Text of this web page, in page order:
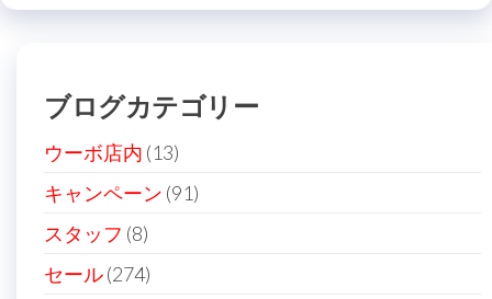
ブログカテゴリー
ウーボ店内 (13)
キャンペーン (91)
スタッフ (8)
セール(274)